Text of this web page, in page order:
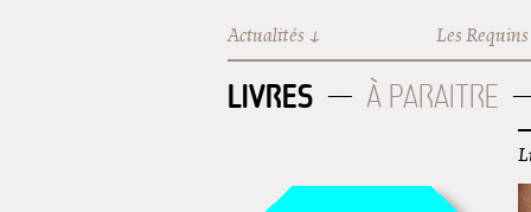
Actualités Les
LIVRES À PARAITRE